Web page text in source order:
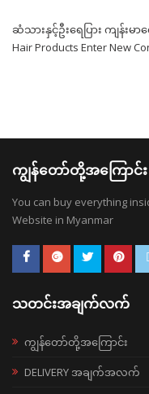
ဆံသားနှင့်ဦးရေပြား ကျန်း
Hair Products Enter New
ကျွန်တော်တို့အကြောင်း
You can buy everything
Website in Myanmar
သတင်းအချက်လက်
ကျွန်တော်တို့အကြောင်း
DELIVERY အချက်အလက်